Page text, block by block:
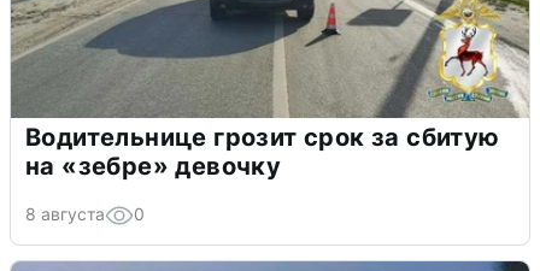
Водительнице грозит срок за сбитую
на «зебре» девочку
8 августа 0